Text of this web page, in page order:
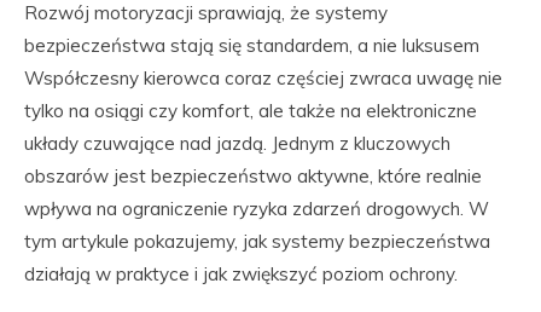
Rozwój motoryzacji sprawiają, że systemy
bezpieczeństwa stają się standardem, a nie luksusem
Współczesny kierowca coraz częściej zwraca uwagę nie
tylko na osiągi czy komfort, ale także na elektroniczne
układy czuwające nad jazdą. Jednym z kluczowych
obszarów jest bezpieczeństwo aktywne, które realnie
wpływa na ograniczenie ryzyka zdarzeń drogowych. W
tym artykule pokazujemy, jak systemy bezpieczeństwa
działają w praktyce i jak zwiększyć poziom ochrony.